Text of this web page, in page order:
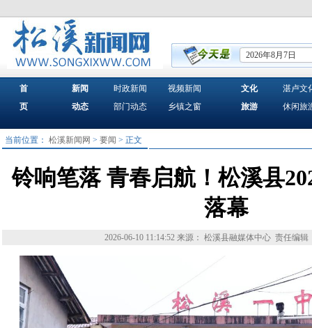
2026年8月7日
首
页
新闻
动态
时政新闻
部门动态
视频新闻
乡镇之窗
文化
旅游
湛卢文
休闲旅
当前位置：松溪新闻网 >要闻 > 正文
铃响笔落 青春启航！松溪县
落幕
2026-06-10 11:14:52 来源： 松溪县融媒体中心 责任编辑